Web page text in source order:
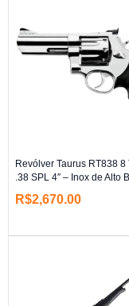
Revólver Taurus RT838 8
.38 SPL 4″ – Inox de Alto
R$2,670.00